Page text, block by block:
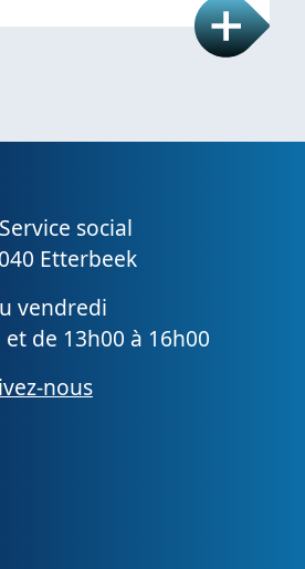
social
Etterbeek
vendredi
de 13h00 à 16h00
nous